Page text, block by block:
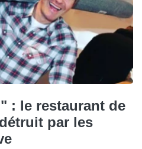
: le restaurant de
par les